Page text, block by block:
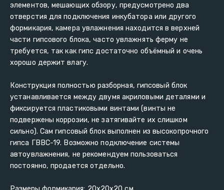
элементов, мешающих обзору, предусмотрено два
отверстия для подключения инкубатора или другого
формикария, камера увлажнения находится в верхней
части гипсового блока, часто увлажнять ферму не
требуется, так как гипс достаточно объёмный и очень
хорошо держит влагу.
Конструкция полностью разборная, гипсовый блок
устанавливается между двумя акриловыми деталями и
фиксируется пластиковыми винтами (винты не
подвержены коррозии, не затягивайте их слишком
сильно). Сам гипсовый блок выполнен из высокопрочного
гипса ГВВС-19. Возможно подключение системы
автоувлажнения, не рекомендуем пользоваться
постоянно, продается отдельно.